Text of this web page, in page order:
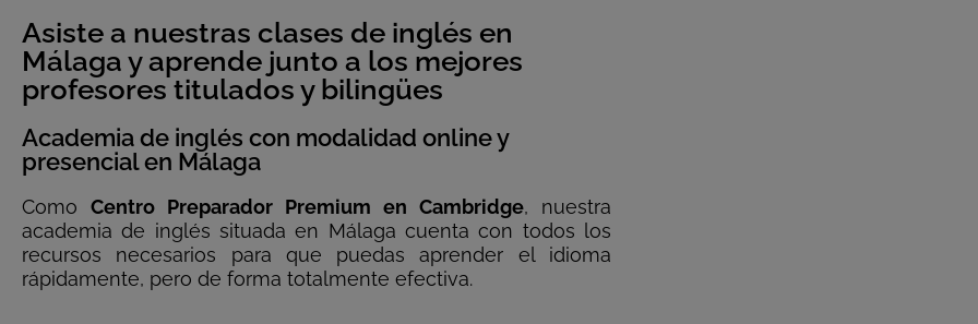
Asiste a nuestras clases de inglés en
Málaga y aprende junto a los mejores
profesores titulados y bilingües
Academia de inglés con modalidad online y
presencial en Málaga
Como Centro Preparador Premium en Cambridge, nuestra
academia de inglés situada en Málaga cuenta con todos los
recursos necesarios para que puedas aprender el idioma
rápidamente, pero de forma totalmente efectiva.